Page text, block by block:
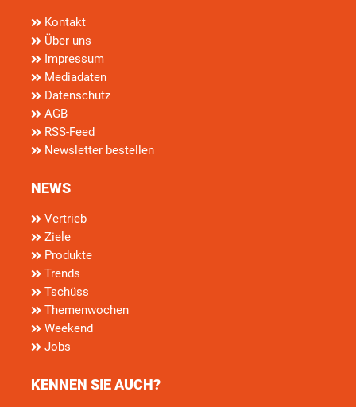
Kontakt
Über uns
Impressum
Mediadaten
Datenschutz
AGB
RSS-Feed
Newsletter bestellen
NEWS
Vertrieb
Ziele
Produkte
Trends
Tschüss
Themenwochen
Weekend
Jobs
KENNEN SIE AUCH?